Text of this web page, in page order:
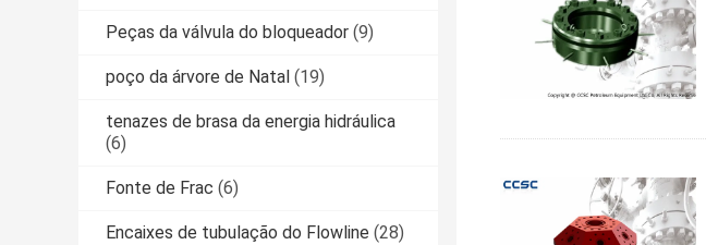
Peças da válvula do bloqueador (9)
poço da árvore de Natal (19)
tenazes de brasa da energia hidráulica
(6)
Fonte de Frac (6)
Encaixes de tubulação do Flowline (28)